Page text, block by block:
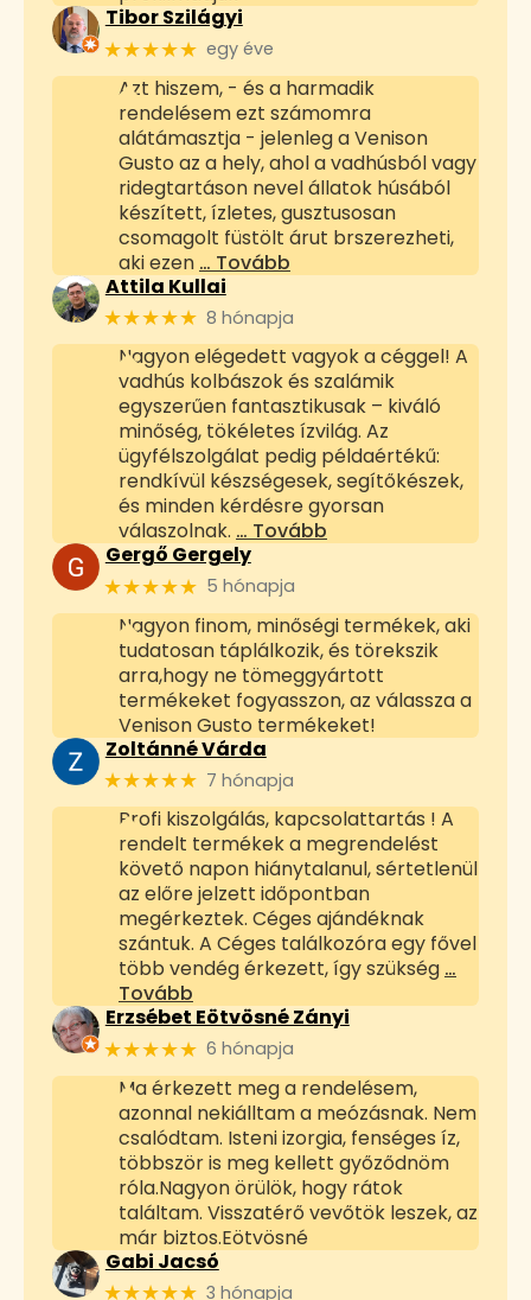
Tibor Szilágyi
★★★★★ egy éve
Azt hiszem, - és a harmadik
rendelésem ezt számomra
alátámasztja - jelenleg a Venison
Gusto az a hely, ahol a vadhúsból vagy
ridegtartáson nevel állatok húsából
készített, ízletes, gusztusosan
csomagolt füstölt árut brszerezheti,
aki ezen … Tovább
Attila Kullai
★★★★★ 8 hónapja
Nagyon elégedett vagyok a céggel! A
vadhús kolbászok és szalámik
egyszerűen fantasztikusak – kiváló
minőség, tökéletes ízvilág. Az
ügyfélszolgálat pedig példaértékű:
rendkívül készségesek, segítőkészek,
és minden kérdésre gyorsan
válaszolnak. … Tovább
Gergő Gergely
★★★★★ 5 hónapja
Nagyon finom, minőségi termékek, aki
tudatosan táplálkozik, és törekszik
arra,hogy ne tömeggyártott
termékeket fogyasszon, az válassza a
Venison Gusto termékeket!
Zoltánné Várda
★★★★★ 7 hónapja
Profi kiszolgálás, kapcsolattartás ! A
rendelt termékek a megrendelést
követő napon hiánytalanul, sértetlenül
az előre jelzett időpontban
megérkeztek. Céges ajándéknak
szántuk. A Céges találkozóra egy fővel
több vendég érkezett, így szükség …
Tovább
Erzsébet Eötvösné Zányi
★★★★★ 6 hónapja
Ma érkezett meg a rendelésem,
azonnal nekiálltam a meózásnak. Nem
csalódtam. Isteni izorgia, fenséges íz,
többször is meg kellett győződnöm
róla.Nagyon örülök, hogy rátok
találtam. Visszatérő vevőtök leszek, az
már biztos.Eötvösné
Gabi Jacsó
★★★★★ 3 hónapja